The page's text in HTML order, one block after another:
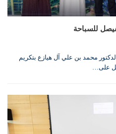
للسباحة
الدكتور محمد بن علي آل هيازع بتكريم
على…